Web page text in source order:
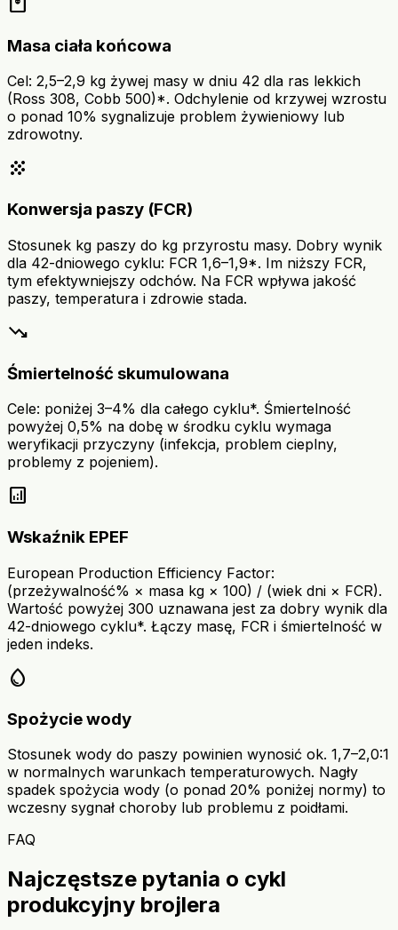
Masa ciała końcowa
Cel: 2,5–2,9 kg żywej masy w dniu 42 dla ras lekkich
(Ross 308, Cobb 500)*. Odchylenie od krzywej wzrostu
o ponad 10% sygnalizuje problem żywieniowy lub
zdrowotny.
grain
Konwersja paszy (FCR)
Stosunek kg paszy do kg przyrostu masy. Dobry wynik
dla 42-dniowego cyklu: FCR 1,6–1,9*. Im niższy FCR,
tym efektywniejszy odchów. Na FCR wpływa jakość
paszy, temperatura i zdrowie stada.
trending_down
Śmiertelność skumulowana
Cele: poniżej 3–4% dla całego cyklu*. Śmiertelność
powyżej 0,5% na dobę w środku cyklu wymaga
weryfikacji przyczyny (infekcja, problem cieplny,
problemy z pojeniem).
analytics
Wskaźnik EPEF
European Production Efficiency Factor:
(przeżywalność% × masa kg × 100) / (wiek dni × FCR).
Wartość powyżej 300 uznawana jest za dobry wynik dla
42-dniowego cyklu*. Łączy masę, FCR i śmiertelność w
jeden indeks.
water_drop
Spożycie wody
Stosunek wody do paszy powinien wynosić ok. 1,7–2,0:1
w normalnych warunkach temperaturowych. Nagły
spadek spożycia wody (o ponad 20% poniżej normy) to
wczesny sygnał choroby lub problemu z poidłami.
FAQ
Najczęstsze pytania o cykl
produkcyjny brojlera